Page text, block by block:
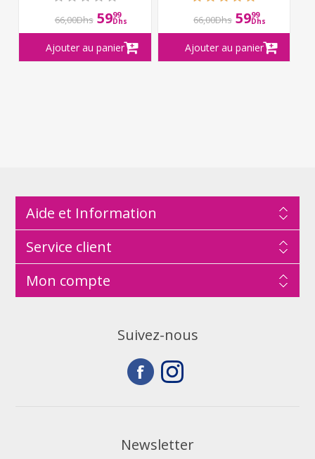
66,00Dhs 5999
Dhs 66,00Dhs 5999
Dhs
Aide et Information
Service client
Mon compte
Suivez-nous
Newsletter